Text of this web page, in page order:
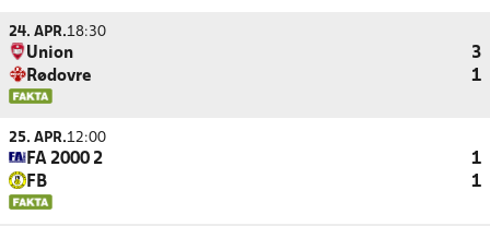
24. APR.18:30
Union
3
Rødovre
1
25. APR.12:00
FA 2000 2
1
FB
1